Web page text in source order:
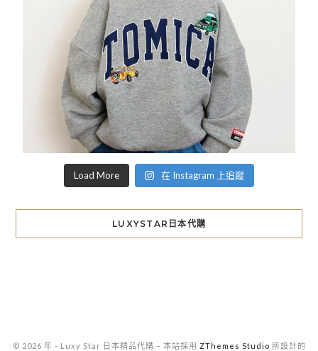
Load More 在 Instagram 上追蹤
LUXYSTAR日本代購
© 2026 年 - Luxy Star 日本精品代購 – 本站採用 ZThemes Studio 所設計的